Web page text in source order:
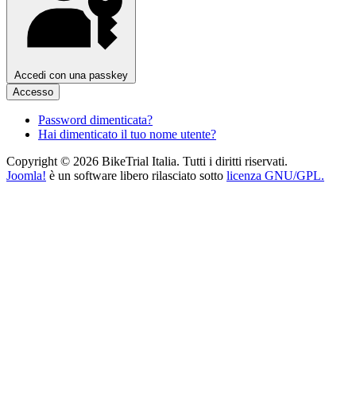
Accedi con una passkey
Accesso
Password dimenticata?
Hai dimenticato il tuo nome utente?
Copyright © 2026 BikeTrial Italia. Tutti i diritti riservati.
Joomla! è un software libero rilasciato sotto licenza GNU/GPL.